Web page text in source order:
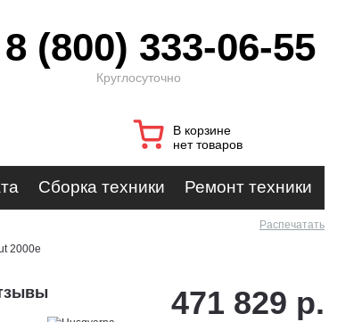
8 (800) 333-06-55
Круглосуточно
В корзине
нет товаров
Сборка техники Ремонт техники
Распечатать
2000e
471 829 р.